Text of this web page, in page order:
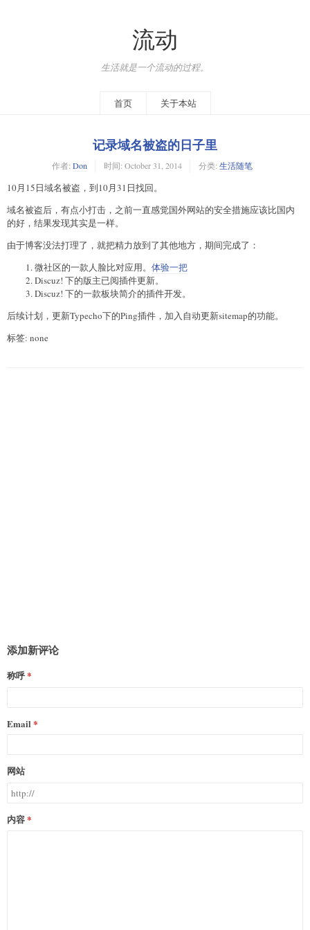
流动
生活就是一个流动的过程。
首页 关于本站
记录域名被盗的日子里
作者: Don 时间: October 31, 2014 分类: 生活随笔
10月15日域名被盗，到10月31日找回。
域名被盗后，有点小打击，之前一直感觉国外网站的安全措施应该比国内
的好，结果发现其实是一样。
由于博客没法打理了，就把精力放到了其他地方，期间完成了：
微社区的一款人脸比对应用。 体验一把
Discuz! 下的版主已阅插件更新。
Discuz! 下的一款板块简介的插件开发。
后续计划，更新Typecho下的Ping插件，加入自动更新sitemap的功能。
标签: none
添加新评论
称呼
Email
网站
内容